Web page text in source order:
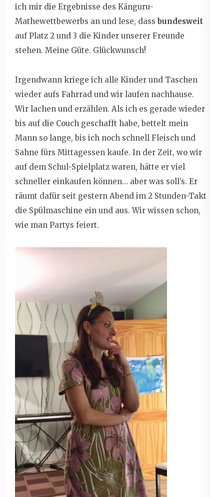
ich mir die Ergebnisse des Känguru-
Mathewettbewerbs an und lese, dass bundesweit
auf Platz 2 und 3 die Kinder unserer Freunde
stehen. Meine Güte. Glückwunsch!
Irgendwann kriege ich alle Kinder und Taschen
wieder aufs Fahrrad und wir laufen nachhause.
Wir lachen und erzählen. Als ich es gerade wieder
bis auf die Couch geschafft habe, bettelt mein
Mann so lange, bis ich noch schnell Fleisch und
Sahne fürs Mittagessen kaufe. In der Zeit, wo wir
auf dem Schul-Spielplatz waren, hätte er viel
schneller einkaufen können… aber was soll’s. Er
räumt dafür seit gestern Abend im 2 Stunden-Takt
die Spülmaschine ein und aus. Wir wissen schon,
wie man Partys feiert.